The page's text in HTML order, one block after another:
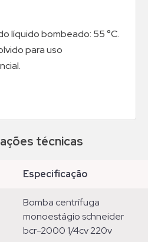
líquido bombeado: 55 °C.
para uso
técnicas
especificação
bomba centrífuga
monoestágio schneider
bcr-2000 1/4cv 220v